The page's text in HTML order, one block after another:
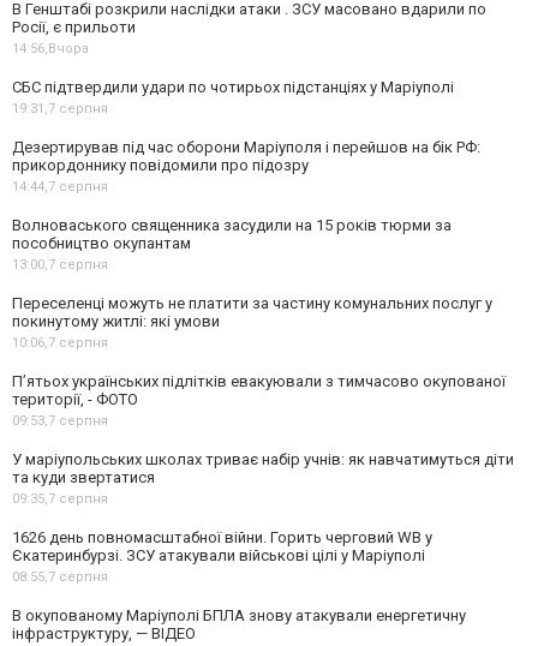
В Генштабі розкрили наслідки атаки . ЗСУ масовано вдарили по
Росії, є прильоти
14:56,Вчора
СБС підтвердили удари по чотирьох підстанціях у Маріуполі
19:31,7 серпня
Дезертирував під час оборони Маріуполя і перейшов на бік РФ:
прикордоннику повідомили про підозру
14:44,7 серпня
Волноваського священника засудили на 15 років тюрми за
пособництво окупантам
13:00,7 серпня
Переселенці можуть не платити за частину комунальних послуг у
покинутому житлі: які умови
10:06,7 серпня
П’ятьох українських підлітків евакуювали з тимчасово окупованої
території, - ФОТО
09:53,7 серпня
У маріупольських школах триває набір учнів: як навчатимуться діти
та куди звертатися
09:35,7 серпня
1626 день повномасштабної війни. Горить черговий WB у
Єкатеринбурзі. ЗСУ атакували військові цілі у Маріуполі
08:55,7 серпня
В окупованому Маріуполі БПЛА знову атакували енергетичну
інфраструктуру, — ВІДЕО